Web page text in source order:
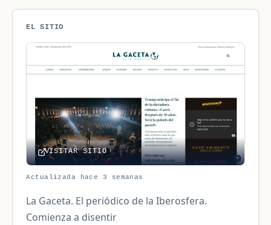
EL SITIO
VISITAR SITIO
Actualizada hace 3 semanas
La Gaceta. El periódico de la Iberosfera.
Comienza a disentir